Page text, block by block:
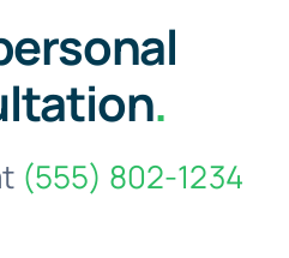
.
(555) 802-1234